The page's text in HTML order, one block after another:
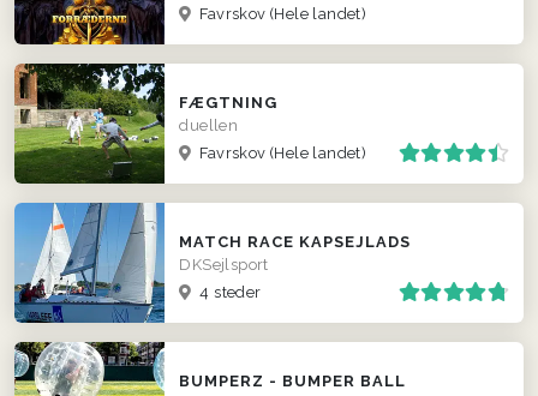
Favrskov (Hele landet)
FÆGTNING
duellen
Favrskov (Hele landet)
MATCH RACE KAPSEJLADS
DKSejlsport
4 steder
BUMPERZ - BUMPER BALL